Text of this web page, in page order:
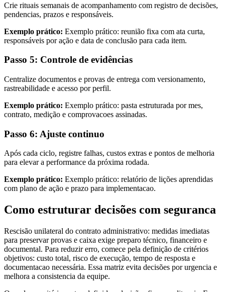
Crie rituais semanais de acompanhamento com registro de decisões,
pendencias, prazos e responsáveis.
Exemplo prático: Exemplo prático: reunião fixa com ata curta,
responsáveis por ação e data de conclusão para cada item.
Passo 5: Controle de evidências
Centralize documentos e provas de entrega com versionamento,
rastreabilidade e acesso por perfil.
Exemplo prático: Exemplo prático: pasta estruturada por mes,
contrato, medição e comprovacoes assinadas.
Passo 6: Ajuste continuo
Após cada ciclo, registre falhas, custos extras e pontos de melhoria
para elevar a performance da próxima rodada.
Exemplo prático: Exemplo prático: relatório de lições aprendidas
com plano de ação e prazo para implementacao.
Como estruturar decisões com seguranca
Rescisão unilateral do contrato administrativo: medidas imediatas
para preservar provas e caixa exige preparo técnico, financeiro e
documental. Para reduzir erro, comece pela definição de critérios
objetivos: custo total, risco de execução, tempo de resposta e
documentacao necessária. Essa matriz evita decisões por urgencia e
melhora a consistencia da equipe.